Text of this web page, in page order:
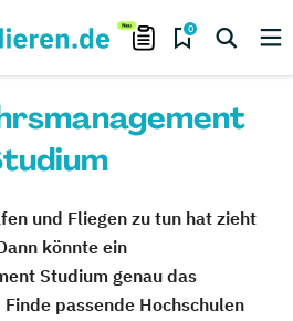
0
und Fliegen zu tun hat zieht
könnte ein
Studium genau das
passende Hochschulen